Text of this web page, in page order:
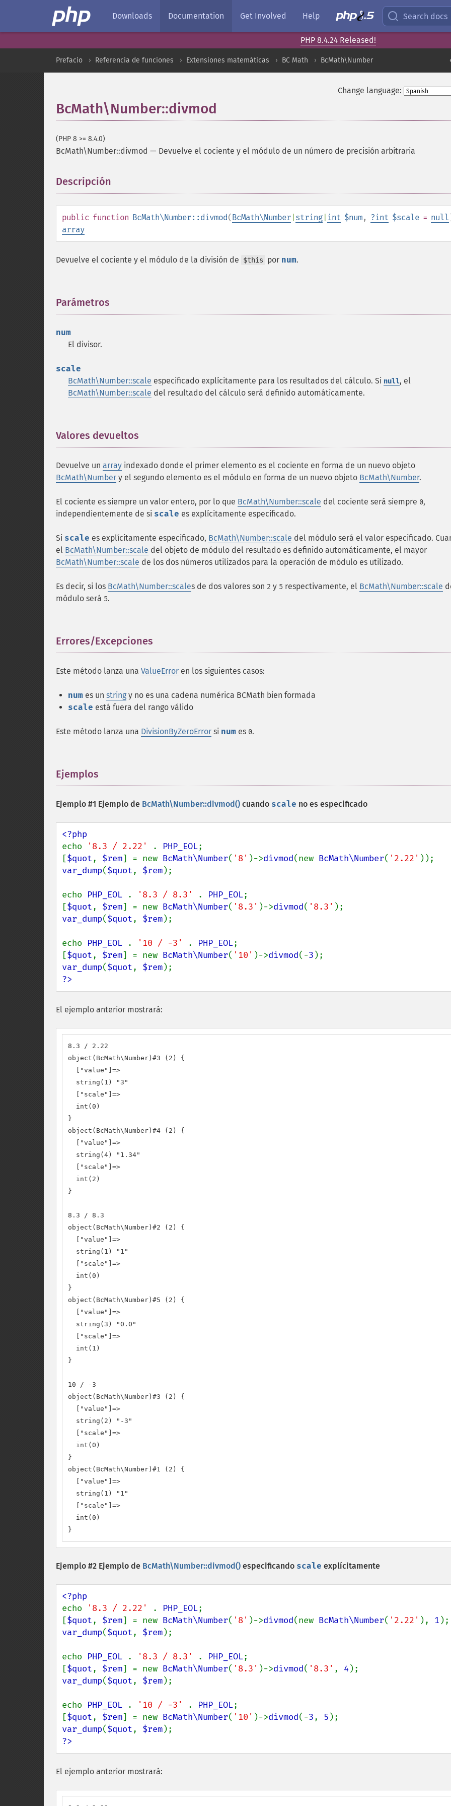
Downloads Documentation Get Involved Help Search docs
PHP 8.4.24 Released!
Prefacio Referencia de funciones Extensiones matemáticas BC Math BcMath\Number
Change language:
BcMath\Number::divmod
(PHP 8 >= 8.4.0)
BcMath\Number::divmod — Devuelve el cociente y el módulo de un número de precisión arbitraria
Descripción
public function BcMath\Number::divmod(BcMath\Number string int $num, ?int $scale = null
array
Devuelve el cociente y el módulo de la división de $this por num.
Parámetros
num
El divisor.
scale
BcMath\Number::scale especificado explícitamente para los resultados del cálculo. Si null, el
BcMath\Number::scale del resultado del cálculo será definido automáticamente.
Valores devueltos
Devuelve un array indexado donde el primer elemento es el cociente en forma de un nuevo objeto
BcMath\Number y el segundo elemento es el módulo en forma de un nuevo objeto BcMath\Number.
El cociente es siempre un valor entero, por lo que BcMath\Number::scale del cociente será siempre 0,
independientemente de si scale es explícitamente especificado.
Si scale es explícitamente especificado, BcMath\Number::scale del módulo será el valor especificado.
el BcMath\Number::scale del objeto de módulo del resultado es definido automáticamente, el mayor
BcMath\Number::scale de los dos números utilizados para la operación de módulo es utilizado.
Es decir, si los BcMath\Number::scales de dos valores son 2 y 5 respectivamente, el BcMath\Number::scale
módulo será 5.
Errores/Excepciones
Este método lanza una ValueError en los siguientes casos:
num es un string y no es una cadena numérica BCMath bien formada
scale está fuera del rango válido
Este método lanza una DivisionByZeroError si num es 0.
Ejemplos
Ejemplo #1 Ejemplo de BcMath\Number::divmod() cuando scale no es especificado
echo
'8.3 / 2.22' . PHP_EOL;
[$quot, $rem] = new BcMath\Number( '8' )->divmod(new BcMath\Number( '2.22'
var_dump($quot, $rem);
echo PHP_EOL . '8.3 / 8.3' . PHP_EOL;
[$quot, $rem] = new BcMath\Number( '8.3' )->divmod( '8.3'
var_dump($quot, $rem);
echo PHP_EOL . '10 / -3' . PHP_EOL;
[$quot, $rem] = new BcMath\Number( '10' )->divmod(-3
var_dump($quot, $rem
?>
El ejemplo anterior mostrará:
8.3 / 2.22
object(BcMath\Number)#3 (2) {
  ["value"]=>
  string(1) "3"
  ["scale"]=>
  int(0)
}
object(BcMath\Number)#4 (2) {
  ["value"]=>
  string(4) "1.34"
  ["scale"]=>
  int(2)
}
8.3 / 8.3
object(BcMath\Number)#2 (2) {
  ["value"]=>
  string(1) "1"
  ["scale"]=>
  int(0)
}
object(BcMath\Number)#5 (2) {
  ["value"]=>
  string(3) "0.0"
  ["scale"]=>
  int(1)
}
10 / -3
object(BcMath\Number)#3 (2) {
  ["value"]=>
  string(2) "-3"
  ["scale"]=>
  int(0)
}
object(BcMath\Number)#1 (2) {
  ["value"]=>
  string(1) "1"
  ["scale"]=>
  int(0)
}
Ejemplo #2 Ejemplo de BcMath\Number::divmod() especificando scale explícitamente
echo
'8.3 / 2.22' . PHP_EOL;
[$quot, $rem] = new BcMath\Number( '8' )->divmod(new BcMath\Number( '2.22' ), 1
var_dump($quot, $rem);
echo PHP_EOL . '8.3 / 8.3' . PHP_EOL;
[$quot, $rem] = new BcMath\Number( '8.3' )->divmod( '8.3' , 4
var_dump($quot, $rem);
echo PHP_EOL . '10 / -3' . PHP_EOL;
[$quot, $rem] = new BcMath\Number( '10' )->divmod(-3, 5
var_dump($quot, $rem
?>
El ejemplo anterior mostrará: